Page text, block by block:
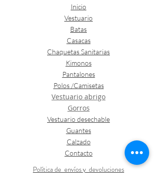
Inicio
Vestuario
Batas
Casacas
Chaquetas Sanitarias
Kimonos
Pantalones
Polos /Camisetas
Vestuario abrigo
Gorros
Vestuario desechable
Guantes
Calzado
Contacto
Política de envíos y devoluciones